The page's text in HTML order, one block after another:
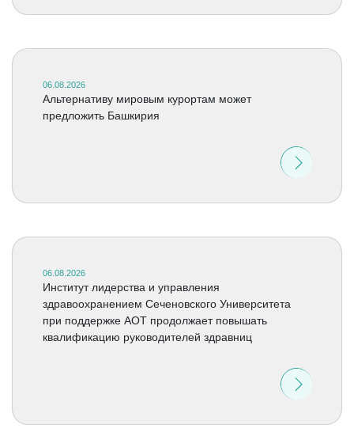
06.08.2026
Альтернативу мировым курортам может
предложить Башкирия
06.08.2026
Институт лидерства и управления
здравоохранением Сеченовского Университета
при поддержке АОТ продолжает повышать
квалификацию руководителей здравниц